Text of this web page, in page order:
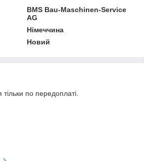
BMS Bau-Maschinen-Service
AG
Німеччина
Новий
по передоплаті.